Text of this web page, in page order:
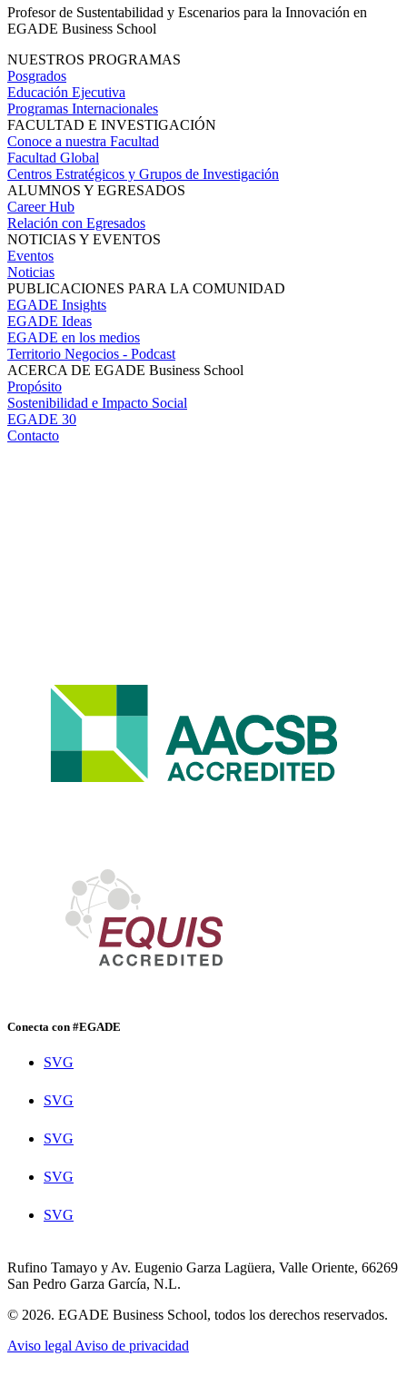
Profesor de Sustentabilidad y Escenarios para la Innovación en
EGADE Business School
NUESTROS PROGRAMAS
Posgrados
Educación Ejecutiva
Programas Internacionales
FACULTAD E INVESTIGACIÓN
Conoce a nuestra Facultad
Facultad Global
Centros Estratégicos y Grupos de Investigación
ALUMNOS Y EGRESADOS
Career Hub
Relación con Egresados
NOTICIAS Y EVENTOS
Eventos
Noticias
PUBLICACIONES PARA LA COMUNIDAD
EGADE Insights
EGADE Ideas
EGADE en los medios
Territorio Negocios - Podcast
ACERCA DE EGADE Business School
Propósito
Sostenibilidad e Impacto Social
EGADE 30
Contacto
Conecta con #EGADE
SVG
SVG
SVG
SVG
SVG
Rufino Tamayo y Av. Eugenio Garza Lagüera, Valle Oriente, 66269
San Pedro Garza García, N.L.
© 2026. EGADE Business School, todos los derechos reservados.
Aviso legal Aviso de privacidad